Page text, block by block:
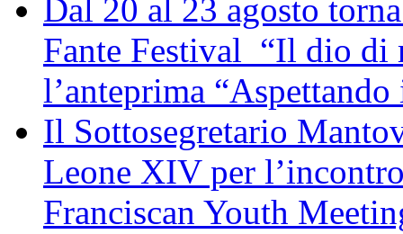
Dal 20 al 23 agosto
Fante Festival “Il dio di
l’anteprima
Il Sottosegretario
Leone XIV per
Franciscan Youth